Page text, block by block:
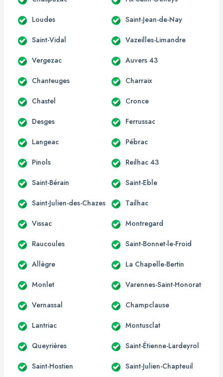
Loudes Saint-Jean-de-Nay
Saint-Vidal Vazeilles-Limandre
Vergezac Auvers 43
Chanteuges Charraix
Chastel Cronce
Desges Ferrussac
Langeac Pébrac
Pinols Reilhac 43
Saint-Bérain Saint-Eble
Saint-Julien-des-Chazes Tailhac
Vissac Montregard
Raucoules Saint-Bonnet-le-Froid
Allègre La Chapelle-Bertin
Monlet Varennes-Saint-Honorat
Vernassal Champclause
Lantriac Montusclat
Queyrières Saint-Étienne-Lardeyrol
Saint-Hostien Saint-Julien-Chapteuil